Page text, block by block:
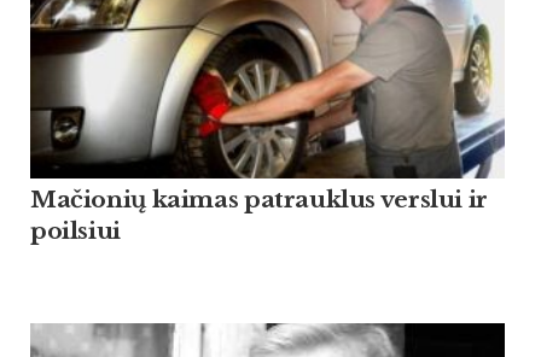
Mačionių kaimas patrauklus verslui ir
poilsiui